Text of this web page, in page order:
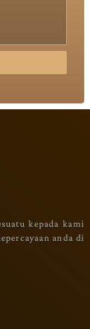
kepada kami
anda di